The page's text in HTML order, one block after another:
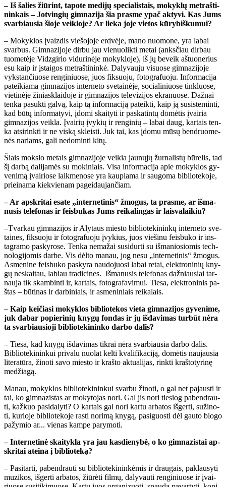
– Iš ša­lies žiū­rint, ta­po­te me­di­jų spe­cia­lis­tais, mo­kyk­lų met­raš­ti­
nin­kais – Jot­vin­gių gim­na­zi­ja šia pras­me ypač ak­ty­vi. Kas Jums
svar­biau­sia šio­je veik­lo­je? Ar lie­ka jo­je vie­tos kū­ry­biš­ku­mui?
– Mo­kyk­los įvaiz­dis vie­šo­jo­je erd­vė­je, ma­no nuo­mo­ne, yra la­bai
svar­bus. Gim­na­zi­jo­je dir­bu jau vie­nuo­lik­ti me­tai (anks­čiau dir­bau
tuo­me­tė­je Vidz­gi­rio vi­du­ri­nė­je mo­kyk­lo­je), iš jų be­veik aš­tuo­ne­rius
esu kaip ir įstai­gos met­raš­ti­nin­kė. Da­ly­vau­ju vi­suo­se gim­na­zi­jo­je
vyks­tan­čiuo­se ren­gi­niuo­se, juos fik­suo­ju, fo­to­gra­fuo­ju. In­for­ma­ci­ja
pa­tei­kia­ma gim­na­zi­jos in­ter­ne­to sve­tai­nė­je, so­cia­li­niuo­se tin­kluo­se,
vie­ti­nė­je ži­niask­lai­do­je ir gim­na­zi­jos te­le­vi­zi­jos ek­ra­nuo­se. Daž­nai
ten­ka pa­suk­ti gal­vą, kaip tą in­for­ma­ci­ją pa­teik­ti, kaip ją su­si­ste­min­ti,
kad bū­tų in­for­ma­ty­vi, įdo­mi skai­ty­ti ir pa­ska­tin­tų do­mė­tis įvai­ria
gim­na­zi­jos veik­la. Įvai­rių įvy­kių ir ren­gi­nių – la­bai daug, kar­tais ten­
ka at­si­rink­ti ir ne vis­ką skleis­ti. Juk tai, kas įdo­mu mū­sų ben­druo­me­
nės na­riams, ga­li ne­do­min­ti ki­tų.
Šiais moks­lo me­tais gim­na­zi­jo­je vei­kia jau­nų­jų žur­na­lis­tų bū­re­lis, tad
šį dar­bą da­li­ja­mės su mo­ki­niais. Vi­sa in­for­ma­ci­ja apie mo­kyk­los gy­
ve­ni­mą įvai­rio­se laik­me­no­se yra kau­pia­ma ir sau­go­ma bib­lio­te­ko­je,
pri­ei­na­ma kiek­vie­nam pa­gei­dau­jan­čiam.
– Ar ap­skri­tai esa­te „in­ter­ne­ti­nis“ žmo­gus, ta pras­me, ar iš­ma­
nu­sis te­le­fo­nas ir feis­bu­kas Jums rei­ka­lin­gas ir lais­va­lai­kiu?
–Tvar­kau gim­na­zi­jos ir Aly­taus mies­to bib­lio­te­ki­nin­kų in­ter­ne­to sve­
tai­nes, fik­suo­ju ir fo­to­gra­fuo­ju įvy­kius, juos vie­ši­nu feis­bu­ko ir ins­
tag­ra­mo pa­sky­ro­se. Ten­ka ne­ma­žai su­si­dur­ti su iš­ma­nio­sio­mis tech­
no­lo­gi­jo­mis dar­be. Vis dėl­to ma­nau, jog ne­su „in­ter­ne­ti­nis“ žmo­gus.
As­me­ni­ne feis­bu­ko pa­sky­ra nau­do­juo­si la­bai re­tai, elek­tro­ni­nių kny­
gų ne­skai­tau, la­biau tra­di­ci­nes. Iš­ma­nu­sis te­le­fo­nas daž­niau­siai tar­
nau­ja tik skam­bin­ti ir, kar­tais, fo­to­gra­fa­vi­mui. Tie­sa, elek­tro­ni­nis pa­
štas – bū­ti­nas ir dar­bi­niais, ir as­me­ni­niais rei­ka­lais.
– Kaip kei­čia­si mo­kyk­los bib­lio­te­kos vie­ta gim­na­zi­jos gy­ve­ni­me,
juk da­bar po­pie­ri­nių kny­gų fon­das ir jų iš­da­vi­mas tur­būt nė­ra
ta svar­biau­sio­ji bib­lio­te­ki­nin­ko dar­bo da­lis?
– Tie­sa, kad kny­gų iš­da­vi­mas tik­rai nė­ra svar­biau­sia dar­bo da­lis.
Bib­lio­te­ki­nin­kui pri­va­lu nuo­lat kel­ti kva­li­fi­ka­ci­ją, do­mė­tis nau­jau­sia
li­te­ra­tū­ra, ži­no­ti sa­vo mies­to ir kraš­to ak­tu­a­li­jas, rink­ti kraš­to­ty­ri­nę
me­džia­gą.
Ma­nau, mo­kyk­los bib­lio­te­ki­nin­kui svar­bu ži­no­ti, o gal net pa­jaus­ti ir
tai, ko gim­na­zis­tas ar mo­ky­to­jas no­ri. Gal jis no­ri tie­siog pa­ben­drau­
ti, kaž­kuo pa­si­da­ly­ti? O kar­tais gal no­ri kar­tu ar­ba­tos iš­ger­ti, su­ži­no­
ti, ku­rio­je bib­lio­te­ko­je ras­ti no­ri­mą kny­gą, pa­si­guos­ti dėl gau­to blo­go
pa­žy­mio ar... vie­nas kam­pe pa­ry­mo­ti.
– In­ter­ne­ti­nė skai­tyk­la yra jau kas­die­ny­bė, o ko gim­na­zis­tai ap­
skri­tai at­ei­na į bib­lio­te­ką?
– Pa­si­tar­ti, pa­ben­drau­ti su bib­lio­te­ki­nin­kė­mis ir drau­gais, pa­klau­sy­ti
mu­zi­kos, iš­ger­ti ar­ba­tos, žiū­rė­ti fil­mų, da­ly­vau­ti ren­gi­niuo­se ir įvai­